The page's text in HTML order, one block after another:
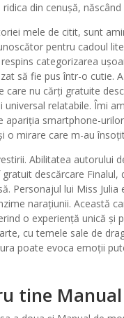
din cenușă,
mele de citit, sunt
pentru cadoul
categorizarea
să fie pus într-o cutie.
nu cărți gratuite
relatabile. Îmi
apariția smartphone-
o mirare care m-au
Abilitatea autorului
descărcare
Personajul lui Miss
narațiunii. Această
o experiență unică și
cu temele sale de
poate evoca emoții
tine